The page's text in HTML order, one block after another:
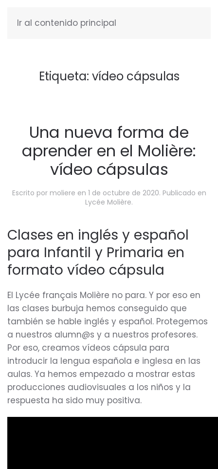
Ir al contenido principal
Etiqueta: vídeo cápsulas
Una nueva forma de
aprender en el Molière:
vídeo cápsulas
Escrito por moliere en 1 de octubre de 2020. Publicado en
Lycée Molière.
Clases en inglés y español
para Infantil y Primaria en
formato vídeo cápsula
El Lycée français Molière no para. Y por eso en
las clases burbuja hemos conseguido que
también se hable inglés y español. Protegemos
a nuestros alumn@s y a nuestros profesores.
Por eso, creamos vídeos cápsula para
introducir la lengua española e inglesa en las
aulas. Ya hemos empezado a mostrar estas
producciones audiovisuales a los niños y la
respuesta ha sido muy positiva.